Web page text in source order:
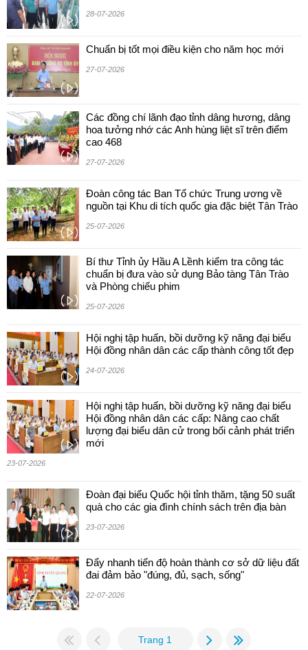
28-07-2026
Chuẩn bị tốt mọi điều kiện cho năm học mới
27-07-2026
Các đồng chí lãnh đạo tỉnh dâng hương, dâng
hoa tưởng nhớ các Anh hùng liệt sĩ trên điểm
cao 468
27-07-2026
Đoàn công tác Ban Tổ chức Trung ương về
nguồn tại Khu di tích quốc gia đặc biệt Tân Trào
25-07-2026
Bí thư Tỉnh ủy Hầu A Lềnh kiểm tra công tác
chuẩn bị đưa vào sử dụng Bảo tàng Tân Trào
và Phòng chiếu phim
25-07-2026
Hội nghị tập huấn, bồi dưỡng kỹ năng đại biểu
Hội đồng nhân dân các cấp thành công tốt đẹp
24-07-2026
Hội nghị tập huấn, bồi dưỡng kỹ năng đại biểu
Hội đồng nhân dân các cấp: Nâng cao chất
lượng đại biểu dân cử trong bối cảnh phát triển
mới
23-07-2026
Đoàn đại biểu Quốc hội tỉnh thăm, tặng 50 suất
quà cho các gia đình chính sách trên địa bàn
23-07-2026
Đẩy nhanh tiến độ hoàn thành cơ sở dữ liệu đất
đai đảm bảo "đúng, đủ, sạch, sống"
22-07-2026
Trang 1